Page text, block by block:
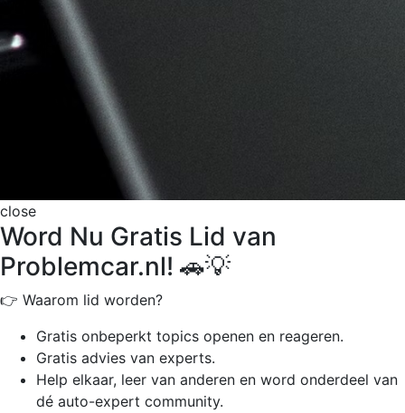
close
Word Nu Gratis Lid van
Problemcar.nl! 🚗💡
👉 Waarom lid worden?
Gratis onbeperkt topics openen en reageren.
Gratis advies van experts.
Help elkaar, leer van anderen en word onderdeel van
dé auto-expert community.